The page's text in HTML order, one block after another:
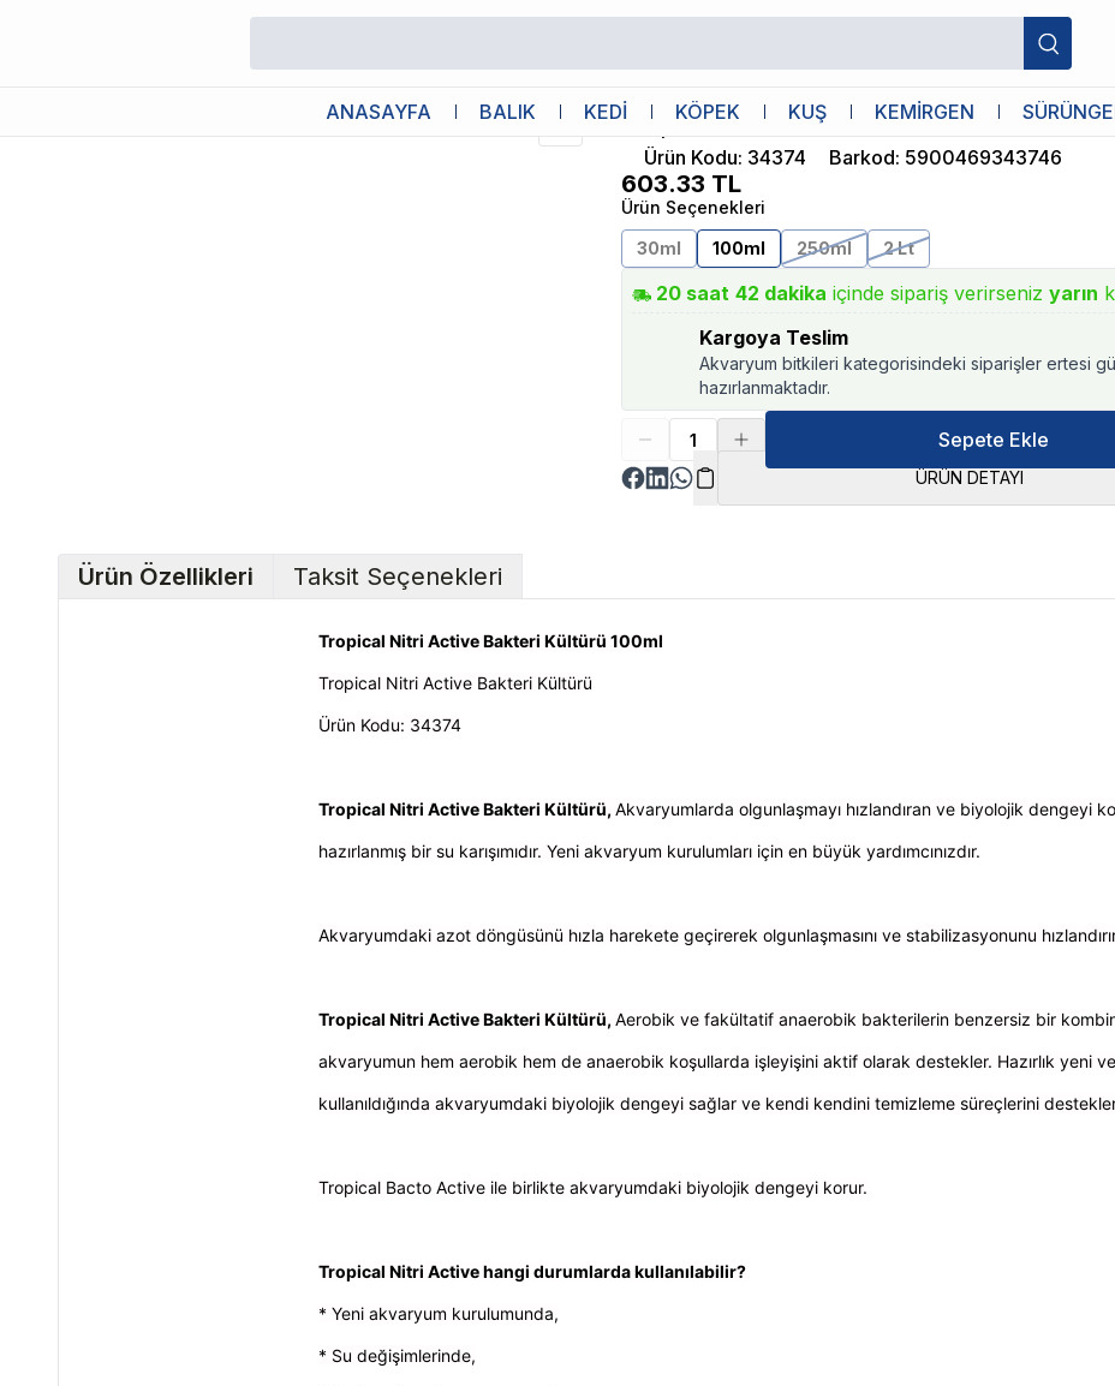
ANASAYFA BALIK KEDİ KÖPEK KUŞ KEMİRGEN
Tropical
Tropical Nitri Active 100ml Bakteri Kültürü
Ürün Kodu: 34374 Barkod: 5900469343746
603.33 TL
Ürün Seçenekleri
30ml
100ml 250ml 2 Lt
20 saat 42 dakika içinde sipariş verirseniz yarın
Kargoya Teslim
Akvaryum bitkileri kategorisindeki siparişler ertesi
hazırlanmaktadır.
Sepete Ekle
ÜRÜN DETAYI
Ürün Özellikleri Taksit Seçenekleri
Tropical Nitri Active Bakteri Kültürü 100ml
Tropical Nitri Active Bakteri Kültürü
Ürün Kodu: 34374
Tropical Nitri Active Bakteri Kültürü, Akvaryumlarda olgunlaşmayı hızlandıran ve biyolojik
hazırlanmış bir su karışımıdır. Yeni akvaryum kurulumları için en büyük yardımcınızdır.
Akvaryumdaki azot döngüsünü hızla harekete geçirerek olgunlaşmasını ve stabilizasyonunu
Tropical Nitri Active Bakteri Kültürü, Aerobik ve fakültatif anaerobik bakterilerin benzersiz bir
akvaryumun hem aerobik hem de anaerobik koşullarda işleyişini aktif olarak destekler. Hazırlık yeni
kullanıldığında akvaryumdaki biyolojik dengeyi sağlar ve kendi kendini temizleme süreçlerini
Tropical Bacto Active ile birlikte akvaryumdaki biyolojik dengeyi korur.
Tropical Nitri Active hangi durumlarda kullanılabilir?
* Yeni akvaryum kurulumunda,
* Su değişimlerinde,